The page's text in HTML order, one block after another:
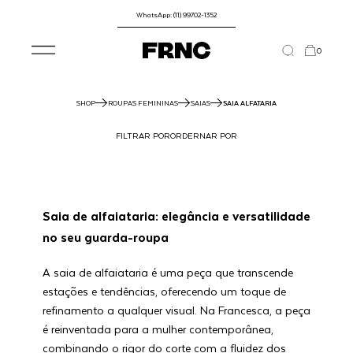
WhatsApp: (11) 99702-1352
0
SHOP ROUPAS FEMININAS SAIAS SAIA ALFATARIA
FILTRAR PORORDERNAR POR
Saia de alfaiataria: elegância e versatilidade
no seu guarda-roupa
A saia de alfaiataria é uma peça que transcende
estações e tendências, oferecendo um toque de
refinamento a qualquer visual. Na Francesca, a peça
é reinventada para a mulher contemporânea,
combinando o rigor do corte com a fluidez dos